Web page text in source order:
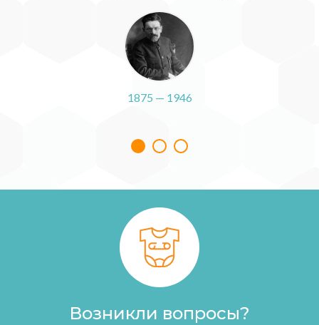
1875 — 1946
Возникли вопросы?